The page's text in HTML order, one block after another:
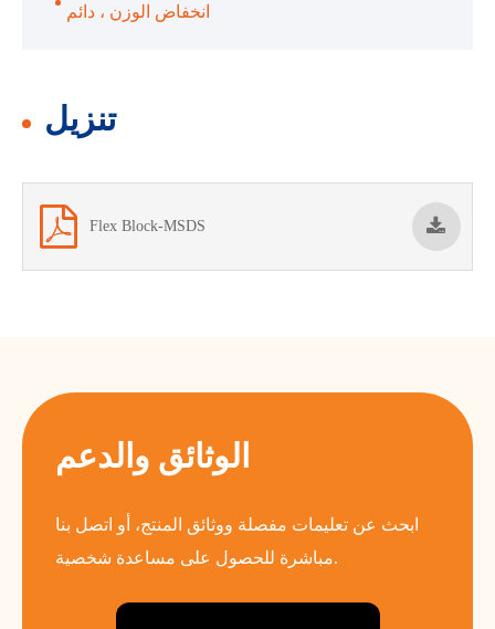
انخفاض الوزن ، دائم
تنزيل
Flex Block-MSDS
الوثائق والدعم
ابحث عن تعليمات مفصلة ووثائق المنتج، أو اتصل بنا
مباشرة للحصول على مساعدة شخصية.